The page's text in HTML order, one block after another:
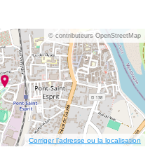
© contributeurs OpenStreetMap
Corriger l’adresse ou la localisation